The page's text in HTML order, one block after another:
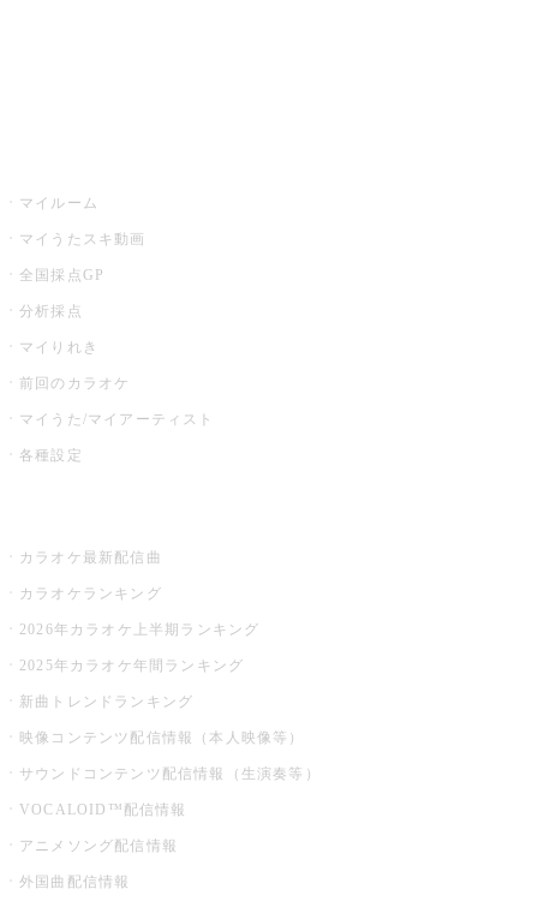
マイルーム
マイうたスキ動画
全国採点GP
分析採点
マイりれき
前回のカラオケ
マイうた/マイアーティスト
各種設定
カラオケ最新配信曲
カラオケランキング
2026年カラオケ上半期ランキング
2025年カラオケ年間ランキング
新曲トレンドランキング
映像コンテンツ配信情報（本人映像等）
サウンドコンテンツ配信情報（生演奏等）
VOCALOID™配信情報
アニメソング配信情報
外国曲配信情報